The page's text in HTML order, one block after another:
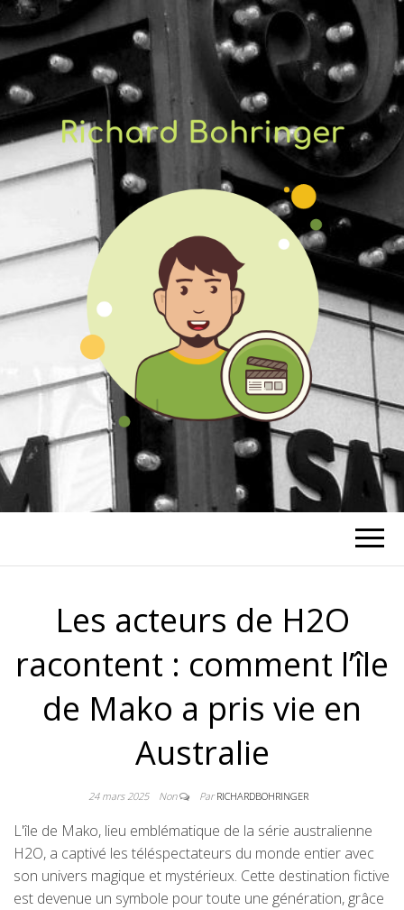
RICHARD
BOHRINGER
Les acteurs de H2O
racontent : comment l’île
de Mako a pris vie en
Australie
24 mars 2025 Non ParRICHARDBOHRINGER
L'île de Mako, lieu emblématique de la série australienne
H2O, a captivé les téléspectateurs du monde entier avec
son univers magique et mystérieux. Cette destination fictive
est devenue un symbole pour toute une génération, grâce